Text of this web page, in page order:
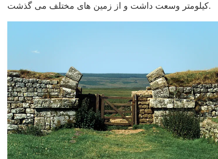
کیلومتر وسعت داشت و از زمین های مختلف می گذشت.